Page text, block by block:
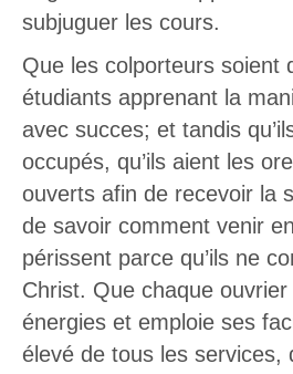
subjuguer les cours.
Que les colporteurs soient
étudiants apprenant la
avec succes; et tandis
occupés, qu’ils aient les
ouverts afin de recevoir la
de savoir comment venir
périssent parce qu’ils ne
Christ. Que chaque
énergies et emploie ses
élevé de tous les services,